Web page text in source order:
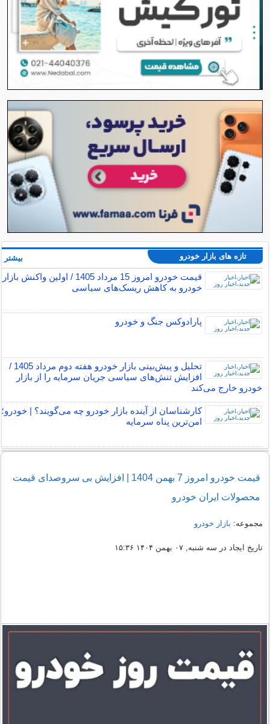
تازه های بازار خودرو
قیمت خودرو امروز 15 مرداد 1405 / اولین واکنش بازار
خودرو به کاهش ریسک‌های سیاسی
پارادوکس جنگ و خودرو
تحلیل و پیش‌بینی بازار خودرو هفته دوم مرداد 1405 /
افزایش تنش‌های سیاسی جریان سرمایه را از بازار
خودرو خارج می‌کند
کارشناسان از آینده بازار خودرو چه می‌گویند؟ | خودرو؛
امن‌ترین پناه سرمایه
بیشتر
قیمت خودرو امروز 7 بهمن 1404 | افزایش بی سروصدای قیمت
محصولات ایران خودرو
مجموعه: بازار خودرو
تاریخ ایجاد در سه شنبه, ۰۷ بهمن ۱۴۰۴ ۱۵:۳۶